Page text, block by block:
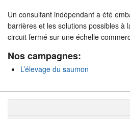
Un consultant indépendant a été
barrières et les solutions possibles à
circuit fermé sur une échelle
Nos campagnes:
L’élevage du saumon